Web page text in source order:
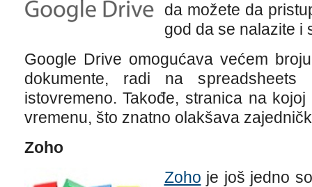
da možete da
god da se nalazite i
Google Drive omogućava većem
dokumente, radi na
istovremeno. Takođe, stranica na
vremenu, što znatno olakšava
Zoho
Zoho je još jedno